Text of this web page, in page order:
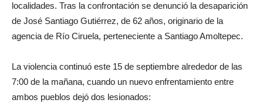
localidades. Tras la confrontación se denunció la desaparición
de José Santiago Gutiérrez, de 62 años, originario de la
agencia de Río Ciruela, perteneciente a Santiago Amoltepec.
La violencia continuó este 15 de septiembre alrededor de las
7:00 de la mañana, cuando un nuevo enfrentamiento entre
ambos pueblos dejó dos lesionados: